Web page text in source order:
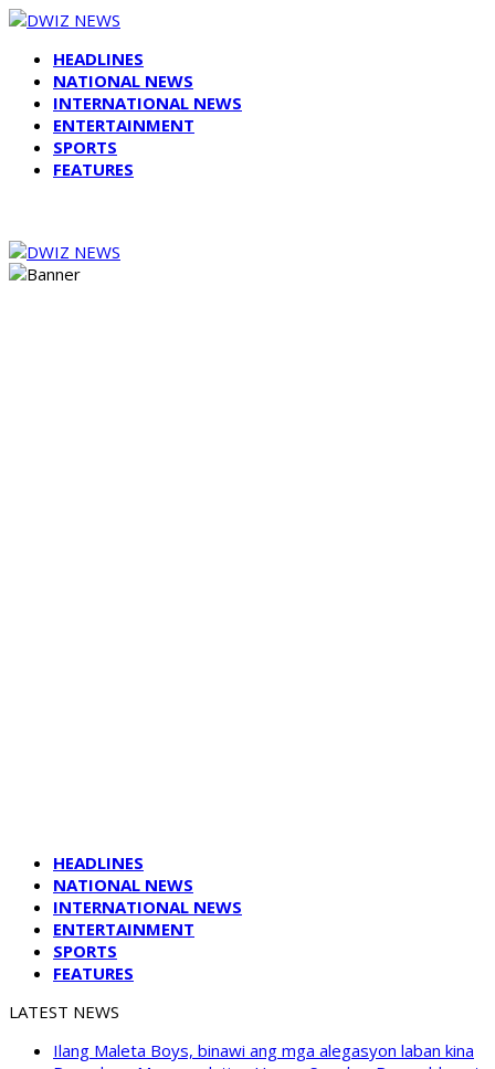
HEADLINES
NATIONAL NEWS
INTERNATIONAL NEWS
ENTERTAINMENT
SPORTS
FEATURES
HEADLINES
NATIONAL NEWS
INTERNATIONAL NEWS
ENTERTAINMENT
SPORTS
FEATURES
LATEST NEWS
Ilang Maleta Boys, binawi ang mga alegasyon laban kina